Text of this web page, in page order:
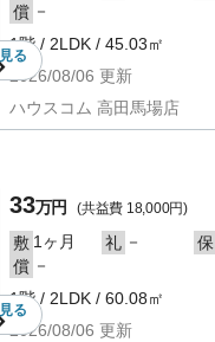
見る
償 －
1階 / 2LDK / 45.03㎡
2026/08/06 更新
ハウスコム 高田馬場店
見る
33万円 (共益費 18,000円)
敷 1ヶ月 礼 － 保
償 －
1階 / 2LDK / 60.08㎡
2026/08/06 更新